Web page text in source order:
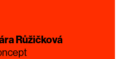
Růžičková